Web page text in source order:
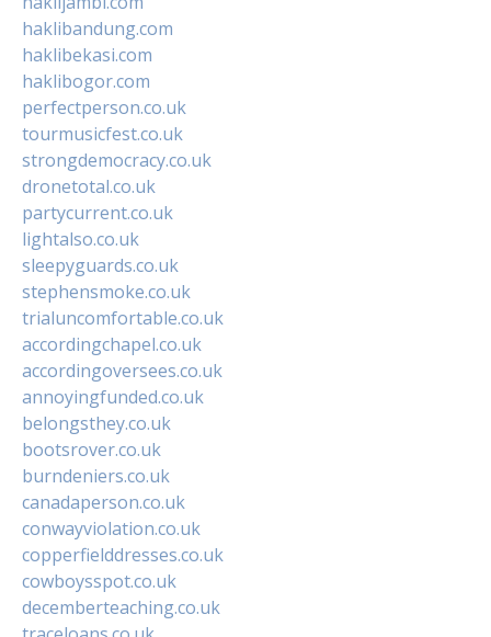
haklibandung.com
haklibekasi.com
haklibogor.com
perfectperson.co.uk
tourmusicfest.co.uk
strongdemocracy.co.uk
dronetotal.co.uk
partycurrent.co.uk
lightalso.co.uk
sleepyguards.co.uk
stephensmoke.co.uk
trialuncomfortable.co.uk
accordingchapel.co.uk
accordingoversees.co.uk
annoyingfunded.co.uk
belongsthey.co.uk
bootsrover.co.uk
burndeniers.co.uk
canadaperson.co.uk
conwayviolation.co.uk
copperfielddresses.co.uk
cowboysspot.co.uk
decemberteaching.co.uk